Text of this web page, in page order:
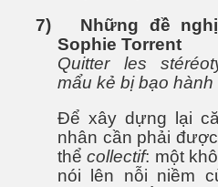
7)
Những đề
Sophie Torrent
Quitter les
mẩu kẻ bị bạo hành
Để xây dựng lại
nhân cần phải
thểcollectif: một
nói lên nỗi niềm
thế giới